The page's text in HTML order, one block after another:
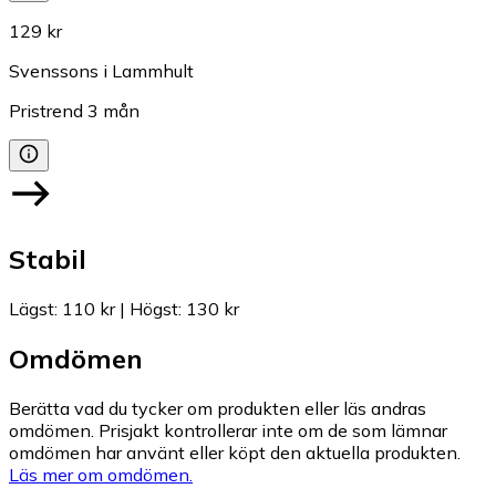
129 kr
Svenssons i Lammhult
Pristrend 3 mån
Stabil
Lägst: 110 kr| Högst: 130 kr
Omdömen
Berätta vad du tycker om produkten eller läs andras
omdömen. Prisjakt kontrollerar inte om de som lämnar
omdömen har använt eller köpt den aktuella produkten.
Läs mer om omdömen.